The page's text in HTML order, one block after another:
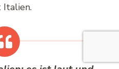
Italien.